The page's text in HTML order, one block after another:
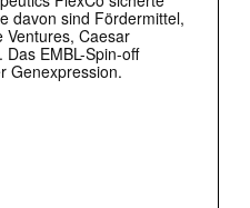
davon sind Fördermittel,
Ventures, Caesar
EMBL-Spin-off
Genexpression.